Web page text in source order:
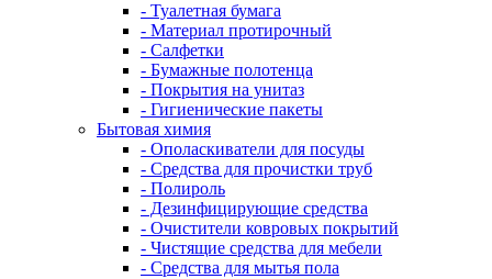
- Туалетная бумага
- Материал протирочный
- Салфетки
- Бумажные полотенца
- Покрытия на унитаз
- Гигиенические пакеты
Бытовая химия
- Ополаскиватели для посуды
- Средства для прочистки труб
- Полироль
- Дезинфицирующие средства
- Очистители ковровых покрытий
- Чистящие средства для мебели
- Средства для мытья пола